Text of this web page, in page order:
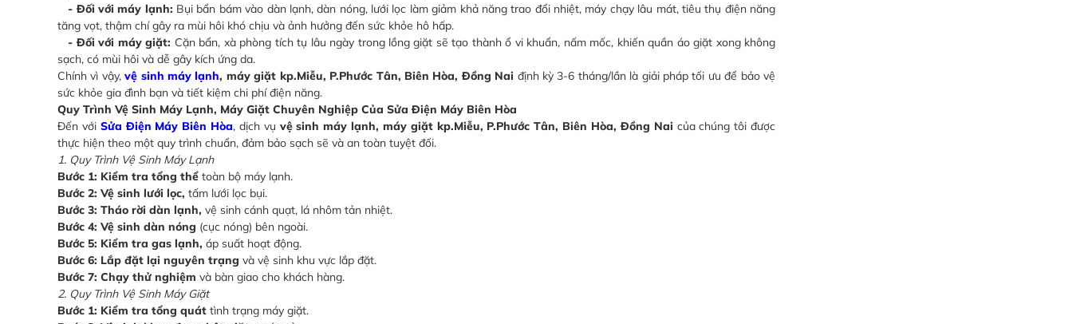
- Đối với máy lạnh: Bụi bẩn bám vào dàn lạnh, dàn nóng, lưới lọc làm giảm khả năng trao đổi nhiệt, máy chạy lâu mát, tiêu thụ điện năng
tăng vọt, thậm chí gây ra mùi hôi khó chịu và ảnh hưởng đến sức khỏe hô hấp.
- Đối với máy giặt: Cặn bẩn, xà phòng tích tụ lâu ngày trong lồng giặt sẽ tạo thành ổ vi khuẩn, nấm mốc, khiến quần áo giặt xong không
sạch, có mùi hôi và dễ gây kích ứng da.
Chính vì vậy,vệ sinh máy lạnh, máy giặt kp.Miễu, P.Phước Tân, Biên Hòa, Đồng Nai định kỳ 3-6 tháng/lần là giải pháp tối ưu để bảo vệ
sức khỏe gia đình bạn và tiết kiệm chi phí điện năng.
Quy Trình Vệ Sinh Máy Lạnh, Máy Giặt Chuyên Nghiệp Của Sửa Điện Máy Biên Hòa
Đến với Sửa Điện Máy Biên Hòa, dịch vụ vệ sinh máy lạnh, máy giặt kp.Miễu, P.Phước Tân, Biên Hòa, Đồng Nai của chúng tôi được
thực hiện theo một quy trình chuẩn, đảm bảo sạch sẽ và an toàn tuyệt đối.
1. Quy Trình Vệ Sinh Máy Lạnh
Bước 1: Kiểm tra tổng thể toàn bộ máy lạnh.
Bước 2: Vệ sinh lưới lọc, tấm lưới lọc bụi.
Bước 3: Tháo rời dàn lạnh, vệ sinh cánh quạt, lá nhôm tản nhiệt.
Bước 4: Vệ sinh dàn nóng (cục nóng) bên ngoài.
Bước 5: Kiểm tra gas lạnh, áp suất hoạt động.
Bước 6: Lắp đặt lại nguyên trạng và vệ sinh khu vực lắp đặt.
Bước 7: Chạy thử nghiệm và bàn giao cho khách hàng.
2. Quy Trình Vệ Sinh Máy Giặt
Bước 1: Kiểm tra tổng quát tình trạng máy giặt.